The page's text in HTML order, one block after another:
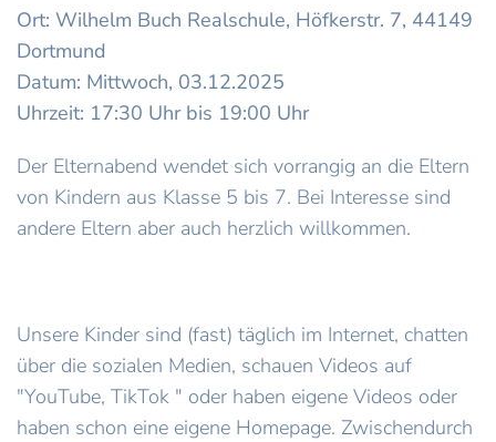
Ort: Wilhelm Buch Realschule, Höfkerstr. 7, 44149
Dortmund
Datum: Mittwoch, 03.12.2025
Uhrzeit: 17:30 Uhr bis 19:00 Uhr
Der Elternabend wendet sich vorrangig an die Eltern
von Kindern aus Klasse 5 bis 7. Bei Interesse sind
andere Eltern aber auch herzlich willkommen.
Unsere Kinder sind (fast) täglich im Internet, chatten
über die sozialen Medien, schauen Videos auf
"YouTube, TikTok " oder haben eigene Videos oder
haben schon eine eigene Homepage. Zwischendurch